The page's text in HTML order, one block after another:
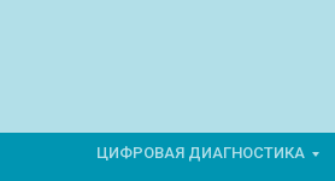
ЦИФРОВАЯ ДИАГНОСТИКА